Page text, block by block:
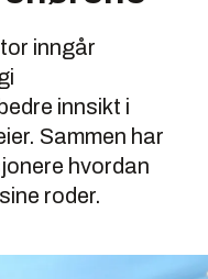
inngår
innsikt i
Sammen har
hvordan
roder.